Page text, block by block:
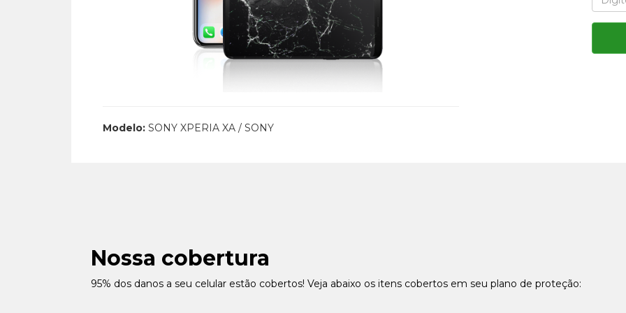
Modelo: SONY XPERIA XA / SONY
Nossa cobertura
95% dos danos a seu celular estão cobertos! Veja abaixo os itens cobertos em seu plano de proteção: